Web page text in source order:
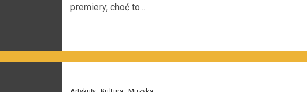
premiery, choć to...